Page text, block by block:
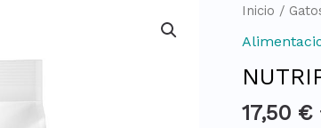
Inicio /
17,50 €
ADULTO
2kg